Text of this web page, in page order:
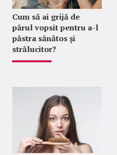
Cum să ai grijă de
părul vopsit pentru a-l
păstra sănătos și
strălucitor?